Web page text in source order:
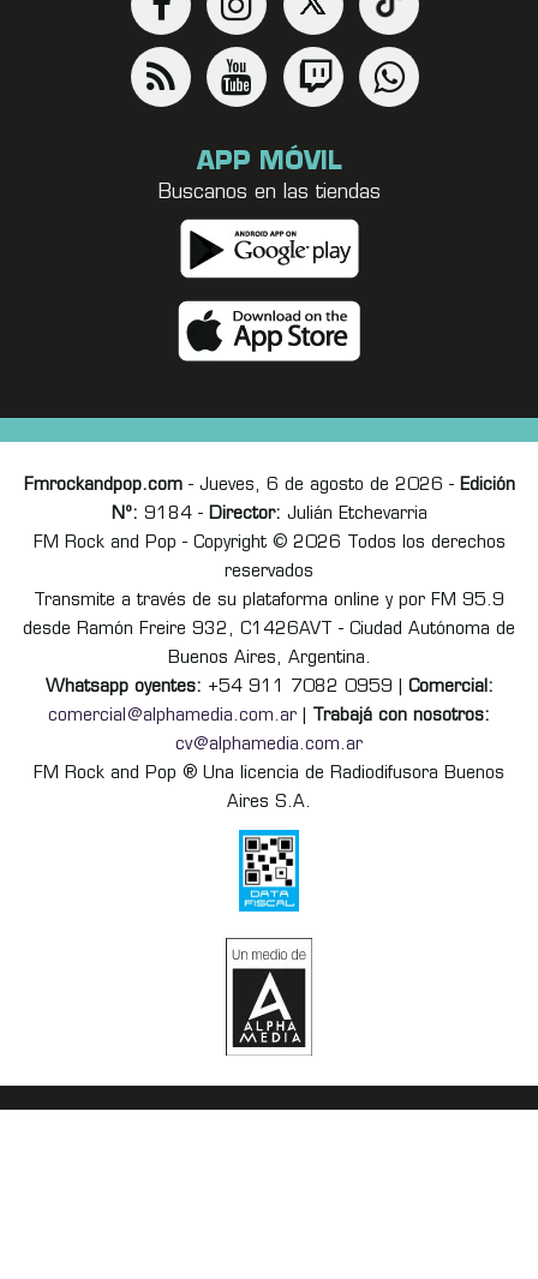
APP MÓVIL
Buscanos en las tiendas
Fmrockandpop.com- Jueves, 6 de agosto de 2026 - Edición
Nº: 9184 - Director: Julián Etchevarria
FM Rock and Pop - Copyright © 2026 Todos los derechos
reservados
Transmite a través de su plataforma online y por FM 95.9
desde Ramón Freire 932, C1426AVT - Ciudad Autónoma de
Buenos Aires, Argentina.
Whatsapp oyentes: +54 911 7082 0959 | Comercial:
comercial@alphamedia.com.ar
Trabajá con nosotros:
cv@alphamedia.com.ar
FM Rock and Pop ® Una licencia de Radiodifusora Buenos
Aires S.A.